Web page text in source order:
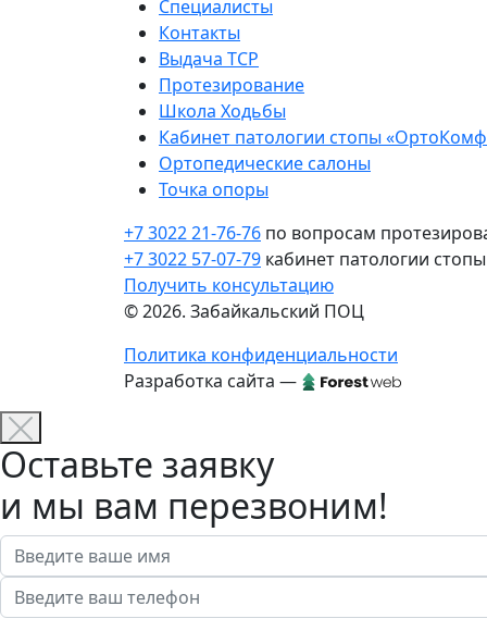
Специалисты
Контакты
Выдача ТСР
Протезирование
Школа Ходьбы
Кабинет патологии стопы
Ортопедические салоны
Точка опоры
+7 3022 21-76-76 по вопросам
+7 3022 57-07-79 кабинет патологии стопы
Получить консультацию
© 2026. Забайкальский ПОЦ
Политика конфиденциальности
Разработка сайта —
Оставьте заявку
и мы вам перезвоним!